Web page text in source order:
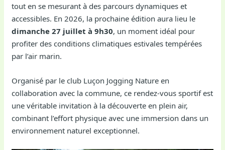
tout en se mesurant à des parcours dynamiques et
accessibles. En 2026, la prochaine édition aura lieu le
dimanche 27 juillet à 9h30, un moment idéal pour
profiter des conditions climatiques estivales tempérées
par l’air marin.
Organisé par le club Luçon Jogging Nature en
collaboration avec la commune, ce rendez-vous sportif est
une véritable invitation à la découverte en plein air,
combinant l’effort physique avec une immersion dans un
environnement naturel exceptionnel.